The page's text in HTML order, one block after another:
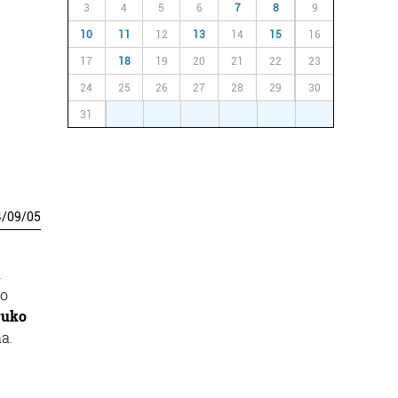
/09/05
3 4 5 6 7 8 9
10 11 12 13 14 15 16
17 18 19 20 21 22 23
24 25 26 27 28 29 30
31